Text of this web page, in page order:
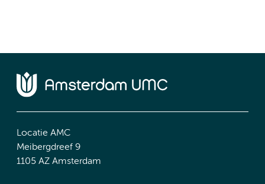
Locatie AMC
Meibergdreef 9
1105 AZ Amsterdam